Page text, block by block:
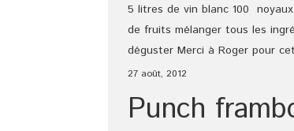
5 litres de vin blanc 100
de fruits mélanger tous les
déguster Merci à Roger pour
27 août, 2012
Punch